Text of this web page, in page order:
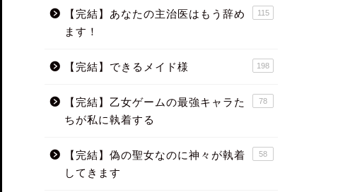
【完結】あなたの主治医はもう辞め
ます！
115
【完結】できるメイド様 198
【完結】乙女ゲームの最強キャラた
ちが私に執着する
78
【完結】偽の聖女なのに神々が執着
してきます
58